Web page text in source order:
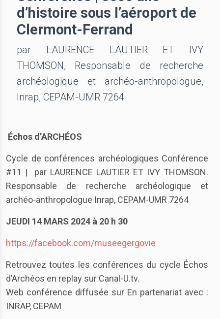
d’histoire sous l’aéroport de
Clermont-Ferrand
par LAURENCE LAUTIER ET IVY
THOMSON, Responsable de recherche
archéologique et archéo-anthropologue,
Inrap, CEPAM-UMR 7264
Échos d’ARCHÉOS
Cycle de conférences archéologiques Conférence
#11 |
par LAURENCE LAUTIER ET IVY THOMSON.
Responsable de recherche archéologique et
archéo-anthropologue Inrap, CEPAM-UMR 7264
JEUDI 14 MARS 2024 à 20 h 30
https://facebook.com/museegergovie
Retrouvez toutes les conférences du cycle Échos
d’Archéos en replay sur Canal-U.tv.
Web conférence diffusée sur En partenariat avec :
INRAP, CEPAM